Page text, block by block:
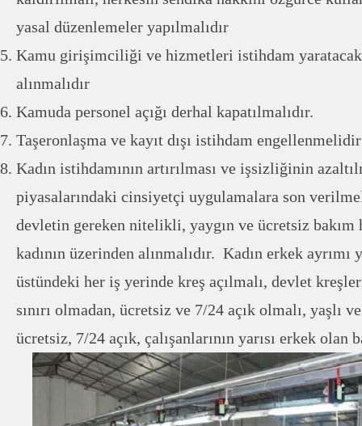
yasal düzenlemeler yapılmalıdır
Kamu girişimciliği ve hizmetleri istihdam
alınmalıdır
Kamuda personel açığı derhal kapatılmalıdır.
Taşeronlaşma ve kayıt dışı istihdam engellenmelidir
Kadın istihdamının artırılması ve işsizliğinin
piyasalarındaki cinsiyetçi uygulamalara son
devletin gereken nitelikli, yaygın ve ücretsiz
kadının üzerinden alınmalıdır. Kadın erkek ayrımı
üstündeki her iş yerinde kreş açılmalı, devlet
sınırı olmadan, ücretsiz ve 7/24 açık olmalı, yaşlı
ücretsiz, 7/24 açık, çalışanlarının yarısı erkek olan